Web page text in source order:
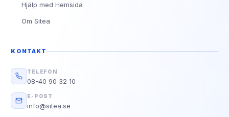
Hjälp med Hemsida
Om Sitea
KONTAKT
TELEFON
08-40 90 32 10
E-POST
info@sitea.se